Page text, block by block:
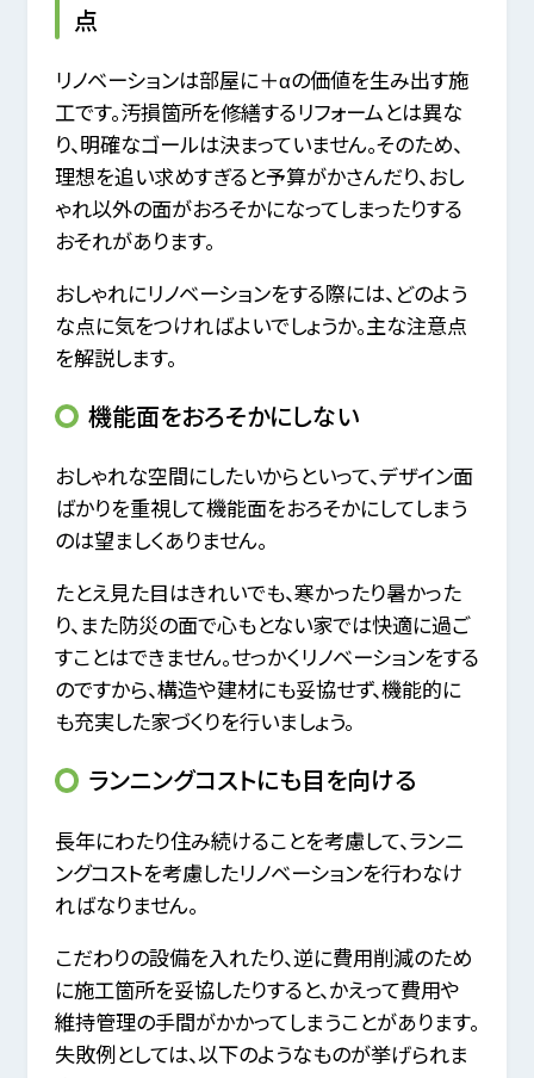
点
リノベーションは部屋に＋αの価値を生み出す施
工です。汚損箇所を修繕するリフォームとは異な
り、明確なゴールは決まっていません。そのため、
理想を追い求めすぎると予算がかさんだり、おし
ゃれ以外の面がおろそかになってしまったりする
おそれがあります。
おしゃれにリノベーションをする際には、どのよう
な点に気をつければよいでしょうか。主な注意点
を解説します。
機能面をおろそかにしない
おしゃれな空間にしたいからといって、デザイン面
ばかりを重視して機能面をおろそかにしてしまう
のは望ましくありません。
たとえ見た目はきれいでも、寒かったり暑かった
り、また防災の面で心もとない家では快適に過ご
すことはできません。せっかくリノベーションをする
のですから、構造や建材にも妥協せず、機能的に
も充実した家づくりを行いましょう。
ランニングコストにも目を向ける
長年にわたり住み続けることを考慮して、ランニ
ングコストを考慮したリノベーションを行わなけ
ればなりません。
こだわりの設備を入れたり、逆に費用削減のため
に施工箇所を妥協したりすると、かえって費用や
維持管理の手間がかかってしまうことがあります。
失敗例としては、以下のようなものが挙げられま